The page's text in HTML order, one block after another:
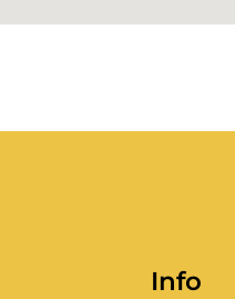
Info